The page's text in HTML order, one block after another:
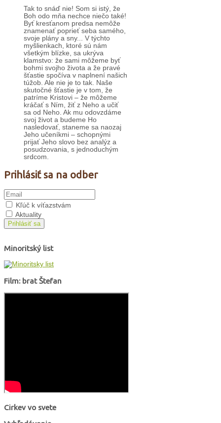
Tak to snáď nie! Som si istý, že
Boh odo mňa nechce niečo také!
Byť kresťanom predsa nemôže
znamenať poprieť seba samého,
svoje plány a sny... V týchto
myšlienkach, ktoré sú nám
všetkým blízke, sa ukrýva
klamstvo: že sami môžeme byť
bohmi svojho života a že pravé
šťastie spočíva v naplnení našich
túžob. Ale nie je to tak. Naše
skutočné šťastie je v tom, že
patríme Kristovi – že môžeme
kráčať s Ním, žiť z Neho a učiť
sa od Neho. Ak mu odovzdáme
svoj život a budeme Ho
nasledovať, staneme sa naozaj
Jeho učeníkmi – schopnými
prijať Jeho slovo bez analýz a
posudzovania, s jednoduchým
srdcom.
Prihlásiť sa na odber
Kľúč k víťazstvám
Aktuality
Prihlásiť sa
Minoritský list
Film: brat Štefan
Cirkev vo svete